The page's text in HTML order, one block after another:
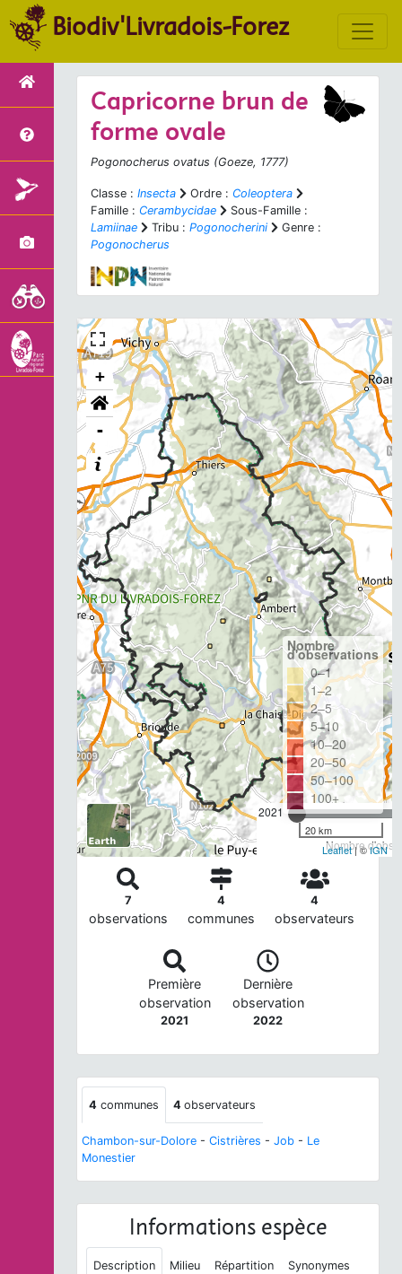
Biodiv'Livradois-Forez
Capricorne brun de
forme ovale
Pogonocherus ovatus (Goeze, 1777)
Classe : Insecta Ordre : Coleoptera
Famille : Cerambycidae
Sous-Famille :
Lamiinae
Tribu : Pogonocherini
Genre :
Pogonocherus
+
-
2021
Nombre
Nombre
d'observations
0–1
1–2
2–5
5–10
10–20
20–50
50–100
100+
20 km
Leaflet| ©IGN
7
observations
4
communes
4
observateurs
Première
observation
2021
Dernière
observation
2022
4 communes 4 observateurs
Chambon-sur-Dolore - Cistrières - Job - Le
Monestier
Informations espèce
Description Milieu Répartition Synonymes